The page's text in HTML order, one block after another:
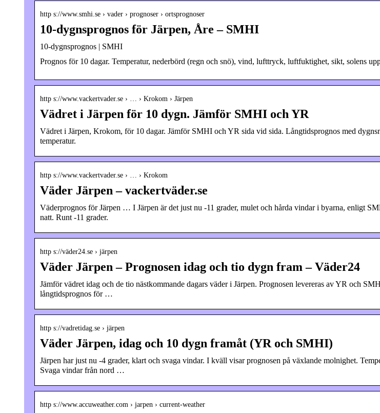
http s://www.smhi.se › vader › prognoser › ortsprognoser
10-dygnsprognos för Järpen, Åre – SMHI
10-dygnsprognos | SMHI
Prognos för 10 dagar. Temperatur, nederbörd (regn och snö), vind, lufttryck, luftfuktighet, sikt, solens
http s://www.vackertvader.se › … › Krokom › Järpen
Vädret i Järpen för 10 dygn. Jämför SMHI och YR
Vädret i Järpen, Krokom, för 10 dagar. Jämför SMHI och YR sida vid sida. Långtidsprognos med
temperatur.
http s://www.vackertvader.se › … › Krokom
Väder Järpen – vackertväder.se
Väderprognos för Järpen … I Järpen är det just nu -11 grader, mulet och hårda vindar i byarna, enligt
natt. Runt -11 grader.
http s://väder24.se › järpen
Väder Järpen – Prognosen idag och tio dygn fram – Väder24
Jämför vädret idag och de tio nästkommande dagars väder i Järpen. Prognosen levereras av YR och
långtidsprognos för …
http s://vadretidag.se › järpen
Väder Järpen, idag och 10 dygn framåt (YR och SMHI)
Järpen har just nu -4 grader, klart och svaga vindar. I kväll visar prognosen på växlande molnighet.
Svaga vindar från nord …
http s://www.accuweather.com › jarpen › current-weather